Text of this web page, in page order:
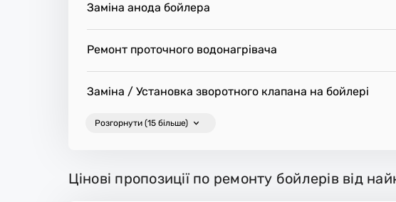
Заміна анода бойлера
Ремонт проточного водонагрівача
Заміна / Установка зворотного клапана на бойлері
Розгорнути (15 більше)
Цінові пропозиції по ремонту бойлерів від